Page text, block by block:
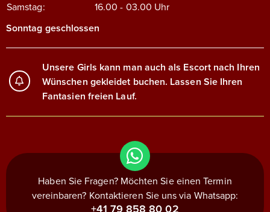
Samstag:
16.00 - 03.00 Uhr
Sonntag geschlossen
Unsere Girls kann man auch als Escort nach Ihren
Wünschen gekleidet buchen. Lassen Sie Ihren
Fantasien freien Lauf.
Haben Sie Fragen? Möchten Sie einen Termin
vereinbaren? Kontaktieren Sie uns via Whatsapp:
+41 79 858 80 02